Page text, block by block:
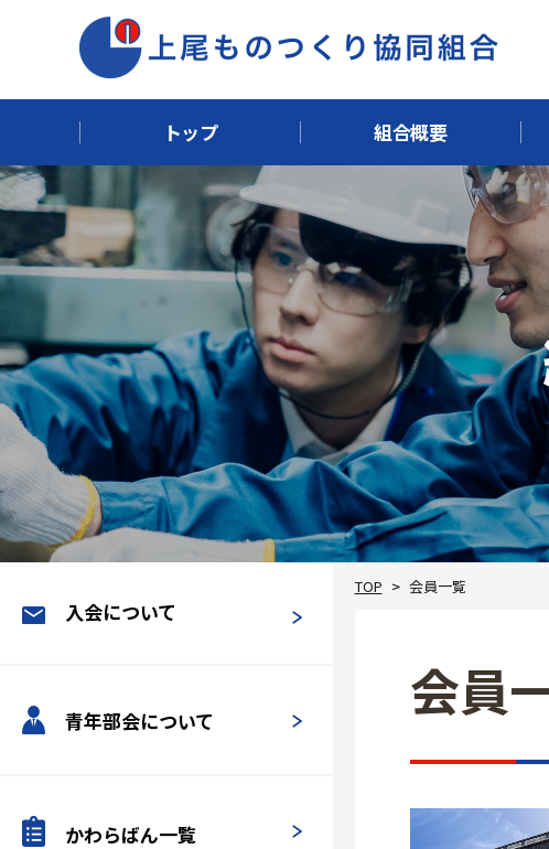
トップ 組合概要
入会について
青年部会について
かわらばん一覧
TOP 会員一覧
会員